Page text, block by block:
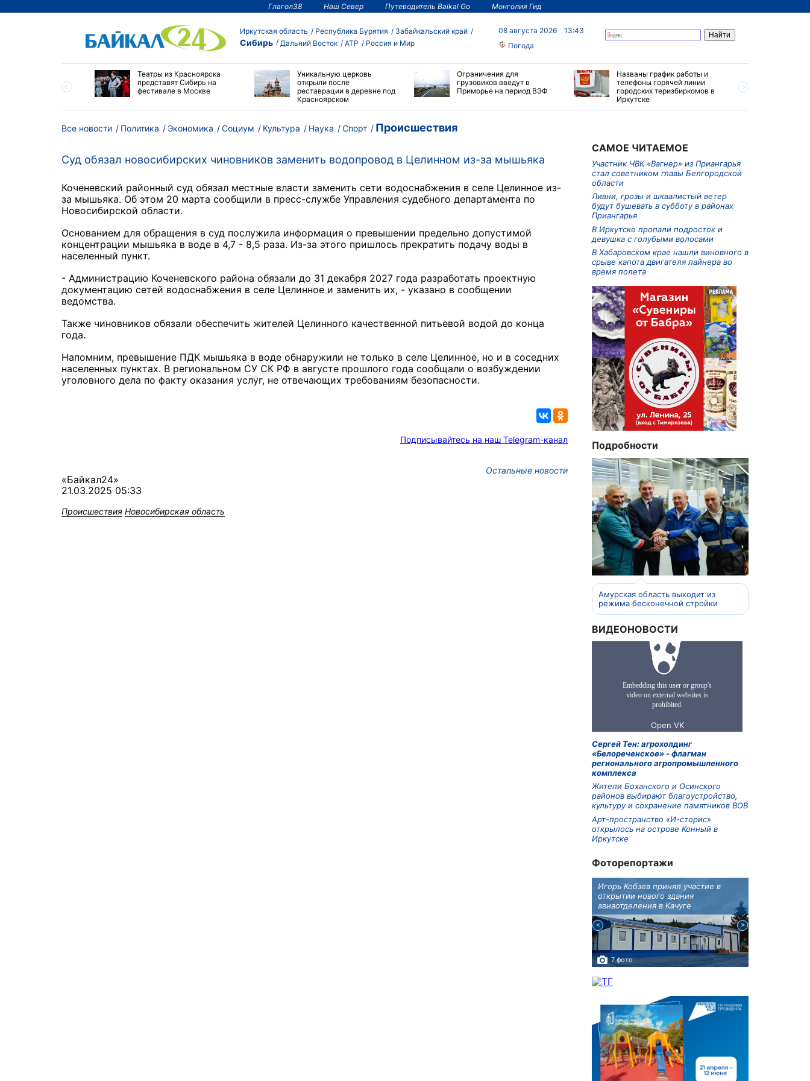
Глагол38 Наш Север Путеводитель Baikal Go Монголия Гид
Иркутская область Республика Бурятия Забайкальский край
Сибирь Дальний Восток АТР Россия и Мир
08 августа 2026
13:43
Погода
Алтайского края
и многолетний
Театры из Красноярска
представят Сибирь на
фестивале в Москве
Уникальную церковь
открыли после
реставрации в деревне под
Красноярском
Ограничения для
грузовиков введут в
Приморье на период ВЭФ
Названы график работы и
телефоны горячей линии
городских теризбиркомов в
Иркутске
Все новости Политика Экономика Социум Культура Наука Спорт Происшествия
Суд обязал новосибирских чиновников заменить водопровод в Целинном из-за мышьяка
Коченевский районный суд обязал местные власти заменить сети водоснабжения в селе Целинное из-
за мышьяка. Об этом 20 марта сообщили в пресс-службе Управления судебного департамента по
Новосибирской области.
Основанием для обращения в суд послужила информация о превышении предельно допустимой
концентрации мышьяка в воде в 4,7 - 8,5 раза. Из-за этого пришлось прекратить подачу воды в
населенный пункт.
- Администрацию Коченевского района обязали до 31 декабря 2027 года разработать проектную
документацию сетей водоснабжения в селе Целинное и заменить их, - указано в сообщении
ведомства.
Также чиновников обязали обеспечить жителей Целинного качественной питьевой водой до конца
года.
Напомним, превышение ПДК мышьяка в воде обнаружили не только в селе Целинное, но и в соседних
населенных пунктах. В региональном СУ СК РФ в августе прошлого года сообщали о возбуждении
уголовного дела по факту оказания услуг, не отвечающих требованиям безопасности.
Подписывайтесь на наш Telegram-канал
Остальные новости
«Байкал24»
21.03.2025 05:33
Происшествия Новосибирская область
САМОЕ ЧИТАЕМОЕ
Участник ЧВК «Вагнер» из Приангарья
стал советником главы Белгородской
области
Ливни, грозы и шквалистый ветер
будут бушевать в субботу в районах
Приангарья
В Иркутске пропали подросток и
девушка с голубыми волосами
В Хабаровском крае нашли виновного в
срыве капота двигателя лайнера во
время полета
Подробности
Амурская область выходит из
режима бесконечной стройки
ВИДЕОНОВОСТИ
Сергей Тен: агрохолдинг
«Белореченское» - флагман
регионального агропромышленного
комплекса
Жители Боханского и Осинского
районов выбирают благоустройство,
культуру и сохранение памятников ВОВ
Арт-пространство «И-сторис»
открылось на острове Конный в
Иркутске
Фоторепортажи
Игорь Кобзев принял участие в
открытии нового здания
авиаотделения в Качуге
7 фото